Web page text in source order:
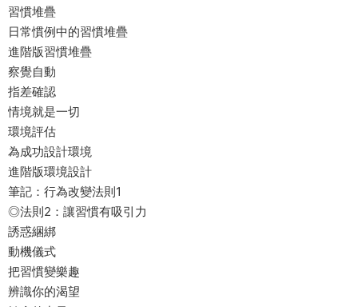
習慣堆疊
日常慣例中的習慣堆疊
進階版習慣堆疊
察覺自動
指差確認
情境就是一切
環境評估
為成功設計環境
進階版環境設計
筆記：行為改變法則1
◎法則2：讓習慣有吸引力
誘惑綑綁
動機儀式
把習慣變樂趣
辨識你的渴望